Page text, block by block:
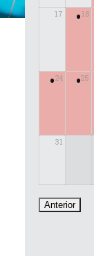
17 18
•
24
• 25
•
31